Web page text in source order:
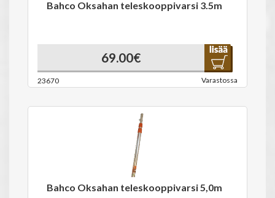
Bahco Oksahan teleskooppivarsi 3.5m
69.00€
23670 Varastossa
Bahco Oksahan teleskooppivarsi 5,0m